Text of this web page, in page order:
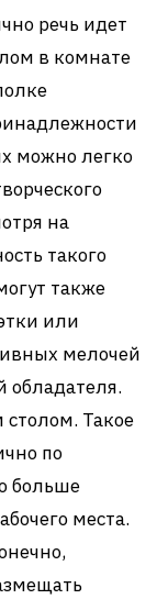
речь идет
в комнате
можно легко
на
такого
также
или
мелочей
обладателя.
столом. Такое
по
больше
места.